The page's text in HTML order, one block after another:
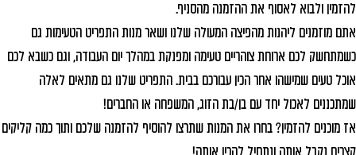
להזמין ולבוא לאסוף את ההזמנה מהסניף.
אתם מוזמנים ליהנות מהפיצה המעולה שלנו ושאר מנות התפריט הטעימות גם
כשמתחשק לכם ארוחת צוהריים טעימה ומפנקת במהלך יום העבודה, וגם כשבא לכם
אוכל טעים שמישהו אחר הכין עבורכם בבית. התפריט שלנו גם מתאים לאלה
שמתכננים לאכול יחד עם בן/בת הזוג, המשפחה או החברים!
אז מוכנים להזמין? בחרו את המנות שתרצו להוסיף להזמנה שלכם ותוך כמה קליקים